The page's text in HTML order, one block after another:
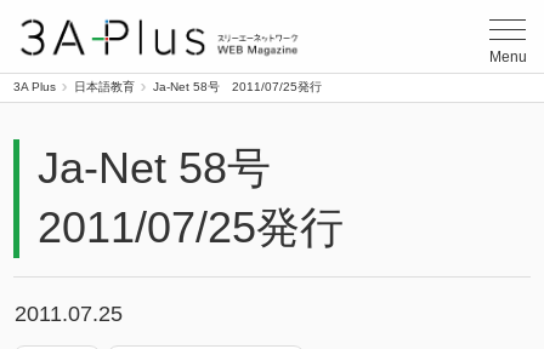
Menu
3A Plus 日本語教育 Ja-Net 58号 2011/07/25発行
Ja-Net 58号
2011/07/25発行
2011.07.25